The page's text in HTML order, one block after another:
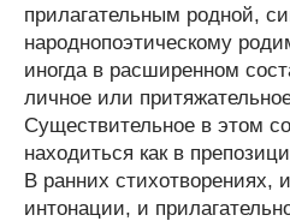
прилагательным родной,
народнопоэтическому
иногда в расширенном
личное или
Существительное в этом
находиться как в
В ранних
интонации, и